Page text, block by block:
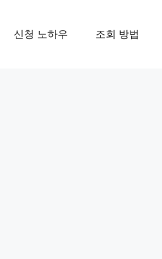
신청 노하우 조회 방법